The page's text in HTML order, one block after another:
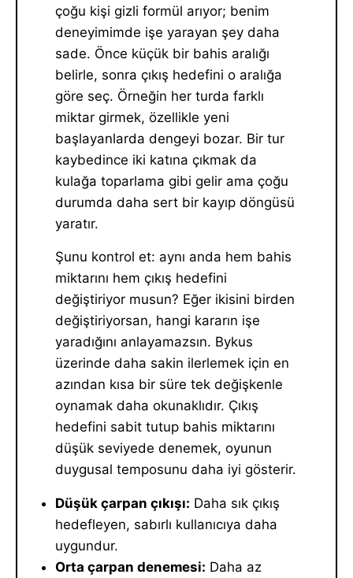
çoğu kişi gizli formül arıyor; benim
deneyimimde işe yarayan şey daha
sade. Önce küçük bir bahis aralığı
belirle, sonra çıkış hedefini o aralığa
göre seç. Örneğin her turda farklı
miktar girmek, özellikle yeni
başlayanlarda dengeyi bozar. Bir tur
kaybedince iki katına çıkmak da
kulağa toparlama gibi gelir ama çoğu
durumda daha sert bir kayıp döngüsü
yaratır.
Şunu kontrol et: aynı anda hem bahis
miktarını hem çıkış hedefini
değiştiriyor musun? Eğer ikisini birden
değiştiriyorsan, hangi kararın işe
yaradığını anlayamazsın. Bykus
üzerinde daha sakin ilerlemek için en
azından kısa bir süre tek değişkenle
oynamak daha okunaklıdır. Çıkış
hedefini sabit tutup bahis miktarını
düşük seviyede denemek, oyunun
duygusal temposunu daha iyi gösterir.
Düşük çarpan çıkışı: Daha sık çıkış
hedefleyen, sabırlı kullanıcıya daha
uygundur.
Orta çarpan denemesi: Daha az